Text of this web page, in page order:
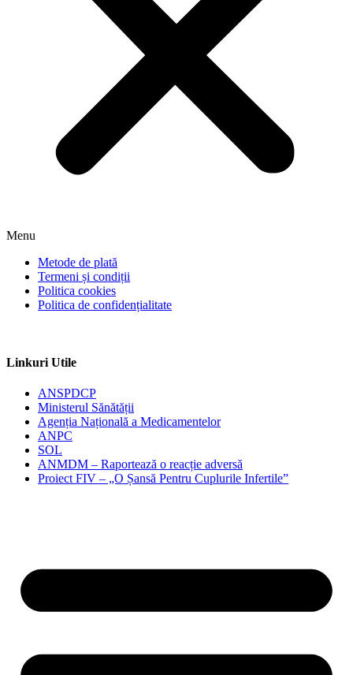
Menu
Metode de plată
Termeni și condiții
Politica cookies
Politica de confidențialitate
Linkuri Utile
ANSPDCP
Ministerul Sănătății
Agenția Națională a Medicamentelor
ANPC
SOL
ANMDM – Raportează o reacție adversă
Proiect FIV – „O Șansă Pentru Cuplurile Infertile”